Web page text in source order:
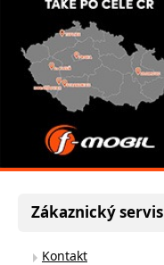
Zákaznický servis
Kontakt